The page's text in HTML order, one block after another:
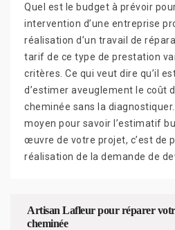
Quel est le budget à prévoir
intervention d’une entreprise
réalisation d’un travail de
tarif de ce type de prestation
critères. Ce qui veut dire qu’il
d’estimer aveuglement le coût
cheminée sans la
moyen pour savoir l’estimatif
œuvre de votre projet, c’est de
réalisation de la demande de
Artisan Lafleur pour réparer
cheminée